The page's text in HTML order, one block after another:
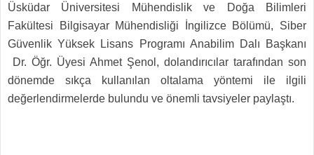
Üsküdar Üniversitesi Mühendislik ve Doğa Bilimleri
Fakültesi Bilgisayar Mühendisliği İngilizce Bölümü, Siber
Güvenlik Yüksek Lisans Programı Anabilim Dalı Başkanı
Dr. Öğr. Üyesi Ahmet Şenol, dolandırıcılar tarafından son
dönemde sıkça kullanılan oltalama yöntemi ile ilgili
değerlendirmelerde bulundu ve önemli tavsiyeler paylaştı.